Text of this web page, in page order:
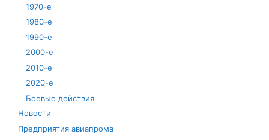
1970-е
1980-е
1990-е
2000-е
2010-е
2020-е
Боевые действия
Новости
Предприятия авиапрома